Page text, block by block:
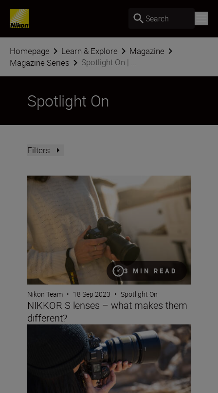
Search
Homepage Learn & Explore
Magazine
Magazine Series
Spotlight On | ...
Spotlight On
Filters
3 MIN READ
NIKKOR S lenses – what makes them different?
Nikon Team • 18 Sep 2023 • Spotlight On
NIKKOR S lenses – what makes them
different?
The magic of primes